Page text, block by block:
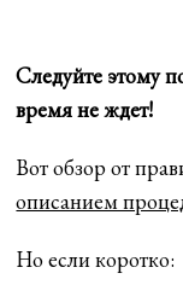
Следуйте этому
время не ждет!
Вот обзор от
описанием
Но если коротко: